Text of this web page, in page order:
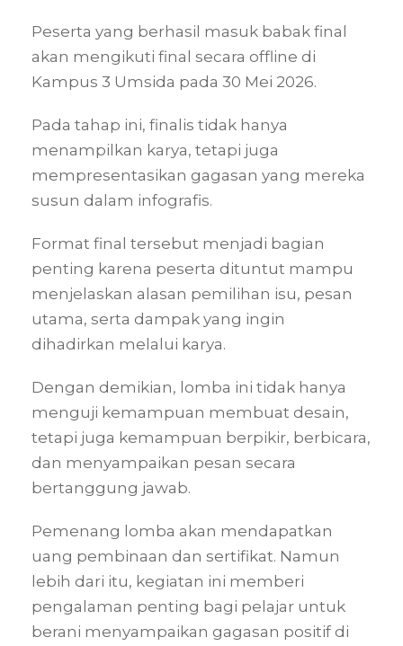
Peserta yang berhasil masuk babak final
akan mengikuti final secara offline di
Kampus 3 Umsida pada 30 Mei 2026.
Pada tahap ini, finalis tidak hanya
menampilkan karya, tetapi juga
mempresentasikan gagasan yang mereka
susun dalam infografis.
Format final tersebut menjadi bagian
penting karena peserta dituntut mampu
menjelaskan alasan pemilihan isu, pesan
utama, serta dampak yang ingin
dihadirkan melalui karya.
Dengan demikian, lomba ini tidak hanya
menguji kemampuan membuat desain,
tetapi juga kemampuan berpikir, berbicara,
dan menyampaikan pesan secara
bertanggung jawab.
Pemenang lomba akan mendapatkan
uang pembinaan dan sertifikat. Namun
lebih dari itu, kegiatan ini memberi
pengalaman penting bagi pelajar untuk
berani menyampaikan gagasan positif di